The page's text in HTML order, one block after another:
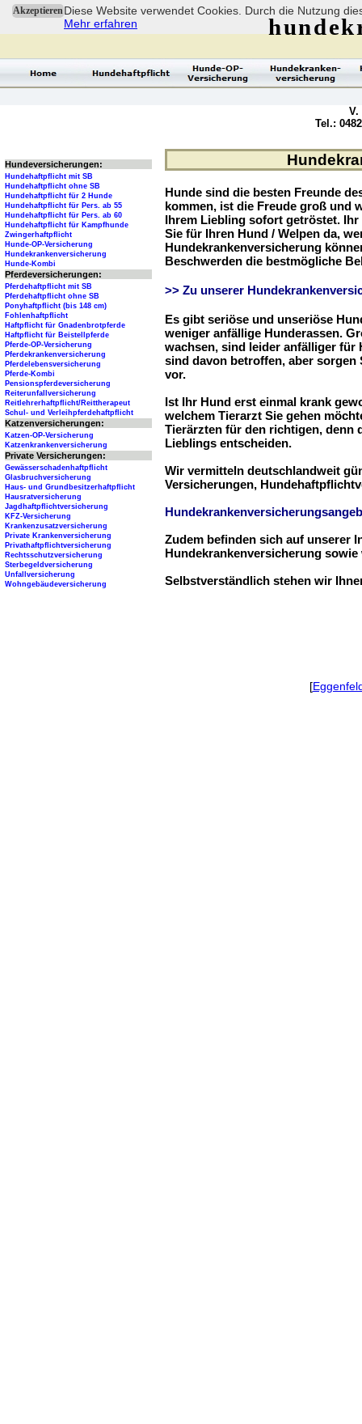
AkzeptierenDiese Website verwendet Cookies. Durch die Nutzung
Mehr erfahren
Hunde sind die besten Freunde
kommen, ist die Freude groß und
Ihrem Liebling sofort getröstet.
Sie für Ihren Hund / Welpen da,
Hundekrankenversicherung
Beschwerden die bestmögliche
>> Zu unserer
Es gibt seriöse und unseriöse
weniger anfällige Hunderassen.
wachsen, sind leider anfälliger für
sind davon betroffen, aber sorgen
vor.
Ist Ihr Hund erst einmal krank
welchem Tierarzt Sie gehen
Tierärzten für den richtigen, denn
Lieblings entscheiden.
Wir vermitteln deutschlandweit
Versicherungen,
Zudem befinden sich auf unserer
Hundekrankenversicherung
Selbstverständlich stehen wir
Hundeversicherungen:
Hundehaftpflicht mit SB
Hundehaftpflicht ohne SB
Hundehaftpflicht für 2 Hunde
Hundehaftpflicht für Pers. ab 55
Hundehaftpflicht für Pers. ab 60
Hundehaftpflicht für Kampfhunde
Zwingerhaftpflicht
Hunde-OP-Versicherung
Hundekrankenversicherung
Hunde-Kombi
Pferdeversicherungen:
Pferdehaftpflicht mit SB
Pferdehaftpflicht ohne SB
Ponyhaftpflicht (bis 148 cm)
Fohlenhaftpflicht
Haftpflicht für Gnadenbrotpferde
Haftpflicht für Beistellpferde
Pferde-OP-Versicherung
Pferdekrankenversicherung
Pferdelebensversicherung
Pferde-Kombi
Pensionspferdeversicherung
Reiterunfallversicherung
Reitlehrerhaftpflicht/Reittherapeut
Schul- und Verleihpferdehaftpflicht
Katzenversicherungen:
Katzen-OP-Versicherung
Katzenkrankenversicherung
Private Versicherungen:
Gewässerschadenhaftpflicht
Glasbruchversicherung
Haus- und Grundbesitzerhaftpflicht
Hausratversicherung
Jagdhaftpflichtversicherung
KFZ-Versicherung
Krankenzusatzversicherung
Private Krankenversicherung
Privathaftpflichtversicherung
Rechtsschutzversicherung
Sterbegeldversicherung
Unfallversicherung
Wohngebäudeversicherung
V.
Tel.:
[